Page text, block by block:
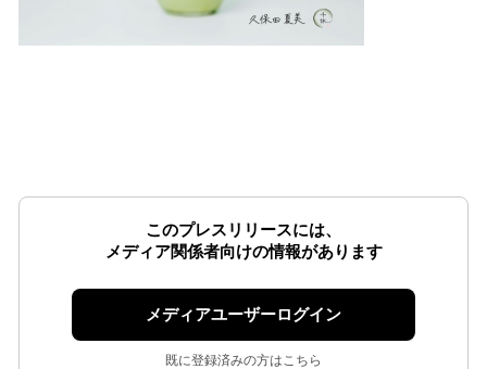
このプレスリリースには、
メディア関係者向けの情報があります
メディアユーザーログイン
既に登録済みの方はこちら